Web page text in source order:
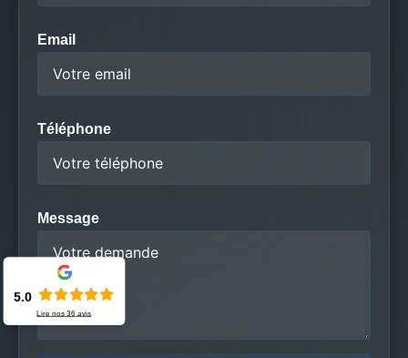
Email
Téléphone
Message
5.0
Lire nos36 avis